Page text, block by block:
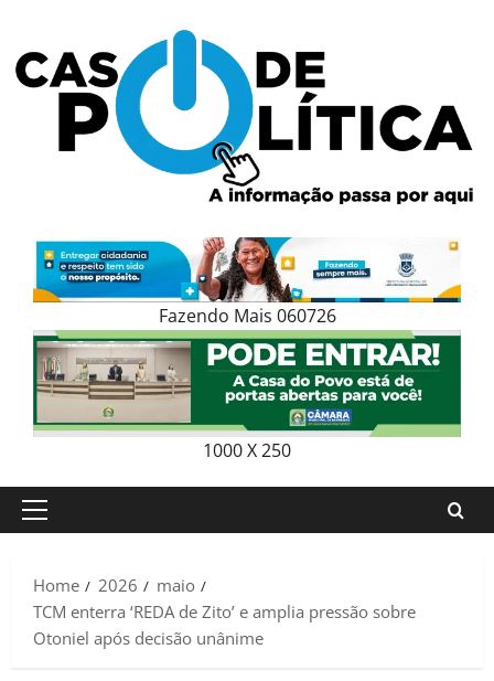
content
Fazendo Mais 060726
1000 X 250
Primary
Home
2026
maio
TCM enterra ‘REDA de Zito’ e amplia pressão sobre
Otoniel após decisão unânime